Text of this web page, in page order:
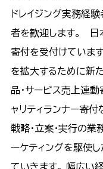
ドレイジング実務経
者を歓迎します。 日
寄付を受付けていま
を拡大するために新
品・サービス売上連動
ャリティランナー寄
戦略・立案・実行の業
ーケティングを駆使
ていきます。 幅広い